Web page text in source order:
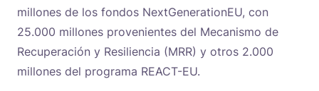
millones de los fondos NextGenerationEU, con
25.000 millones provenientes del Mecanismo de
Recuperación y Resiliencia (MRR) y otros 2.000
millones del programa REACT-EU.